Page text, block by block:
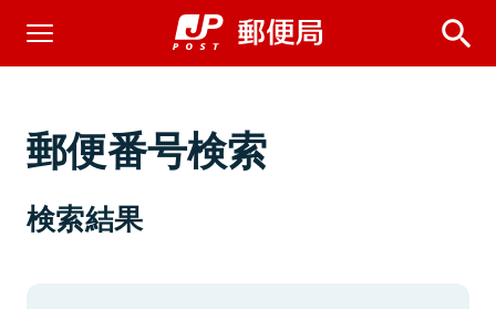
郵便番号検索
検索結果